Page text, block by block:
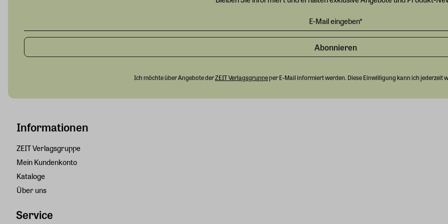
Informationen
ZEIT Verlagsgruppe
Mein Kundenkonto
Kataloge
Über uns
Service
Abonnieren
Ich möchte über Angebote derZEIT Verlagsgruppeper E-Mail informiert werden. Diese Einwilligung kann ich jederzeit